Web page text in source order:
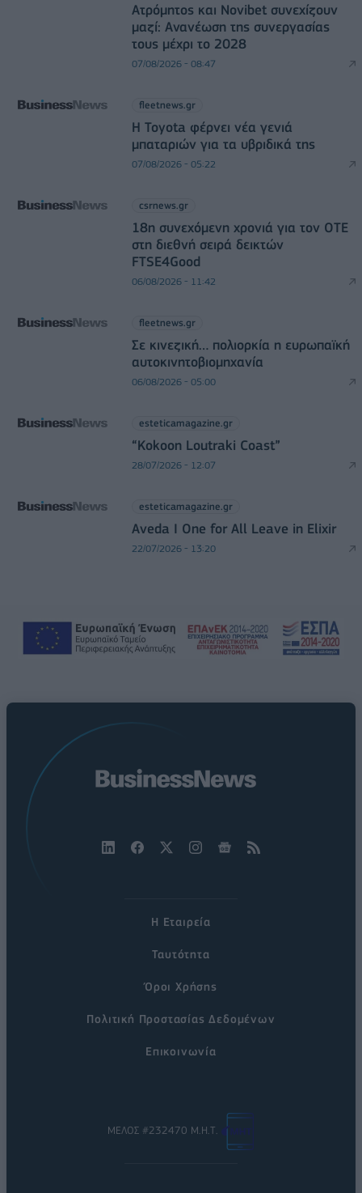
Ατρόμητος και Novibet συνεχίζουν
μαζί: Ανανέωση της συνεργασίας
τους μέχρι το 2028
07/08/2026 - 08:47
fleetnews.gr
Η Toyota φέρνει νέα γενιά
μπαταριών για τα υβριδικά της
07/08/2026 - 05:22
csrnews.gr
18η συνεχόμενη χρονιά για τον ΟΤΕ
στη διεθνή σειρά δεικτών
FTSE4Good
06/08/2026 - 11:42
fleetnews.gr
Σε κινεζική… πολιορκία η ευρωπαϊκή
αυτοκινητοβιομηχανία
06/08/2026 - 05:00
esteticamagazine.gr
“Kokoon Loutraki Coast”
28/07/2026 - 12:07
esteticamagazine.gr
Aveda I One for All Leave in Elixir
22/07/2026 - 13:20
Η Εταιρεία
Ταυτότητα
Όροι Χρήσης
Πολιτική Προστασίας Δεδομένων
Επικοινωνία
ΜΕΛΟΣ #232470 Μ.Η.Τ.